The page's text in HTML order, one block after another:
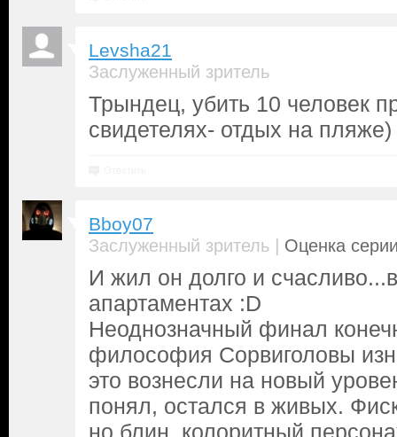
Levsha21
Заслуженный зритель
Трындец, убить 10 человек
свидетелях- отдых на пляже)
Bboy07
Заслуженный зритель | Оценка
И жил он долго и
апартаментах :D
Неоднозначный финал
философия Сорвиголовы
это вознесли на новый
понял, остался в живых.
но блин, колоритный